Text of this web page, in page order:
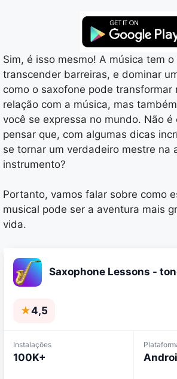
Sim, é isso mesmo! A música tem
transcender barreiras, e dominar
como o saxofone pode transformar
relação com a música, mas
você se expressa no mundo. Não é
pensar que, com algumas dicas
se tornar um verdadeiro mestre na
instrumento?
Portanto, vamos falar sobre como
musical pode ser a aventura mais
vida.
Saxophone Lessons -
★4,5
Instalações
100K+